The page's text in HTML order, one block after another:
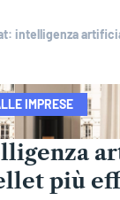
intelligenza
IMPRESE
più